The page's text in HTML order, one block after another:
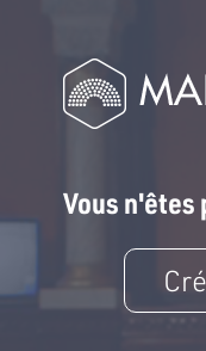
Vous n'êtes